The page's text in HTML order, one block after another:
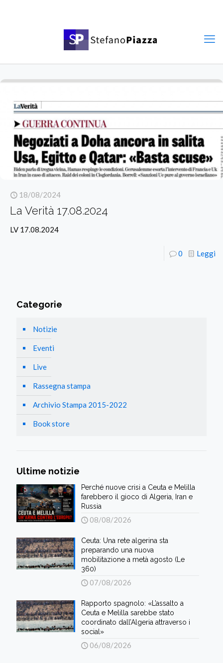
18/08/2024
La Verità 17.08.2024
LV 17.08.2024
0 Leggi
Categorie
Notizie
Eventi
Live
Rassegna stampa
Archivio Stampa 2015-2022
Book store
Ultime notizie
Perché nuove crisi a Ceuta e Melilla
farebbero il gioco di Algeria, Iran e
Russia
08/08/2026
Ceuta: Una rete algerina sta
preparando una nuova
mobilitazione a metà agosto (Le
360)
07/08/2026
Rapporto spagnolo: «L’assalto a
Ceuta e Melilla sarebbe stato
coordinato dall’Algeria attraverso i
social»
06/08/2026